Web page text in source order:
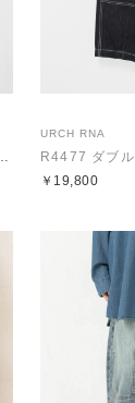
人"プリントBIGロンT
URCH RNA
￥19,800